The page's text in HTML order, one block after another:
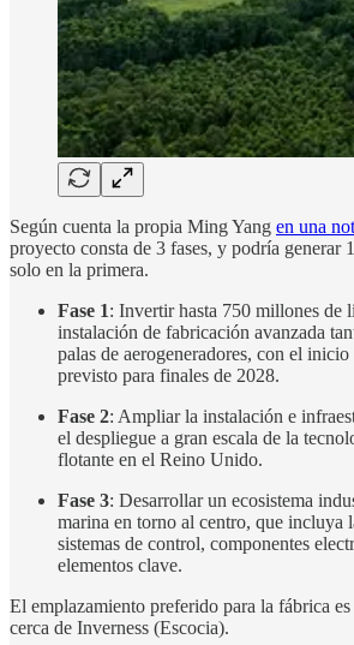
Según cuenta la propia Ming Yang en una
proyecto consta de 3 fases, y podría generar
solo en la primera.
Fase 1: Invertir hasta 750 millones de
instalación de fabricación avanzada
palas de aerogeneradores, con el
previsto para finales de 2028.
Fase 2: Ampliar la instalación e
el despliegue a gran escala de la
flotante en el Reino Unido.
Fase 3: Desarrollar un ecosistema
marina en torno al centro, que incluya
sistemas de control, componentes
elementos clave.
El emplazamiento preferido para la fábrica es
cerca de Inverness (Escocia).